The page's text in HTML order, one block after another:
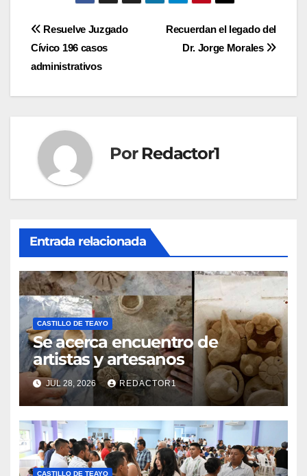
Navegación
de
entradas
Recuerdan el legado del
Dr. Jorge Morales
Resuelve Juzgado
Cívico 196 casos
administrativos
Por Redactor1
Entrada relacionada
CASTILLO DE TEAYO
Se acerca encuentro de
artistas y artesanos
JUL 28, 2026 REDACTOR1
CASTILLO DE TEAYO